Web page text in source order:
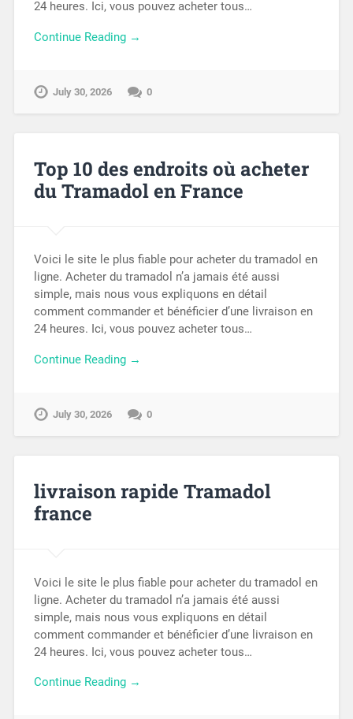
24 heures. Ici, vous pouvez acheter tous…
Continue Reading →
July 30, 2026 0
Top 10 des endroits où acheter
du Tramadol en France
Voici le site le plus fiable pour acheter du tramadol en
ligne. Acheter du tramadol n’a jamais été aussi
simple, mais nous vous expliquons en détail
comment commander et bénéficier d’une livraison en
24 heures. Ici, vous pouvez acheter tous…
Continue Reading →
July 30, 2026 0
livraison rapide Tramadol
france
Voici le site le plus fiable pour acheter du tramadol en
ligne. Acheter du tramadol n’a jamais été aussi
simple, mais nous vous expliquons en détail
comment commander et bénéficier d’une livraison en
24 heures. Ici, vous pouvez acheter tous…
Continue Reading →